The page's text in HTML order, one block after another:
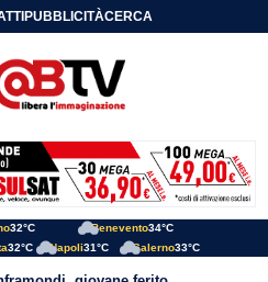
PUBBLICITÀCERCA
32°C Benevento34°C
32°C Napoli31°C Salerno33°C